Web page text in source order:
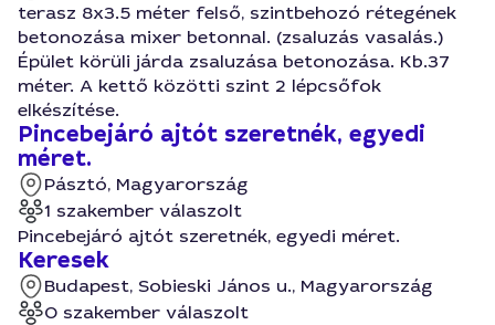
terasz 8x3.5 méter felső, szintbehozó rétegének
betonozása mixer betonnal. (zsaluzás vasalás.)
Épület körüli járda zsaluzása betonozása. Kb.37
méter. A kettő közötti szint 2 lépcsőfok
elkészítése.
Pincebejáró ajtót szeretnék, egyedi
méret.
Pásztó, Magyarország
1 szakember válaszolt
Pincebejáró ajtót szeretnék, egyedi méret.
Keresek
Budapest, Sobieski János u., Magyarország
0 szakember válaszolt